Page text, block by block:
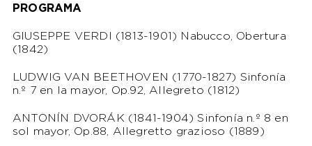
PROGRAMA
GIUSEPPE VERDI (1813-1901) Nabucco, Obertura
(1842)
LUDWIG VAN BEETHOVEN (1770-1827) Sinfonía
n.º 7 en la mayor, Op.92, Allegreto (1812)
ANTONÍN DVORÁK (1841-1904) Sinfonía n.º 8 en
sol mayor, Op.88, Allegretto grazioso (1889)